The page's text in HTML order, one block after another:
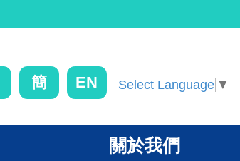
簡 EN Select Language ▼
關於我們